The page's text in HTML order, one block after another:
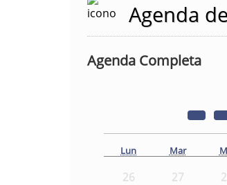
Agenda
Agenda Completa
Lun Mar
26 27